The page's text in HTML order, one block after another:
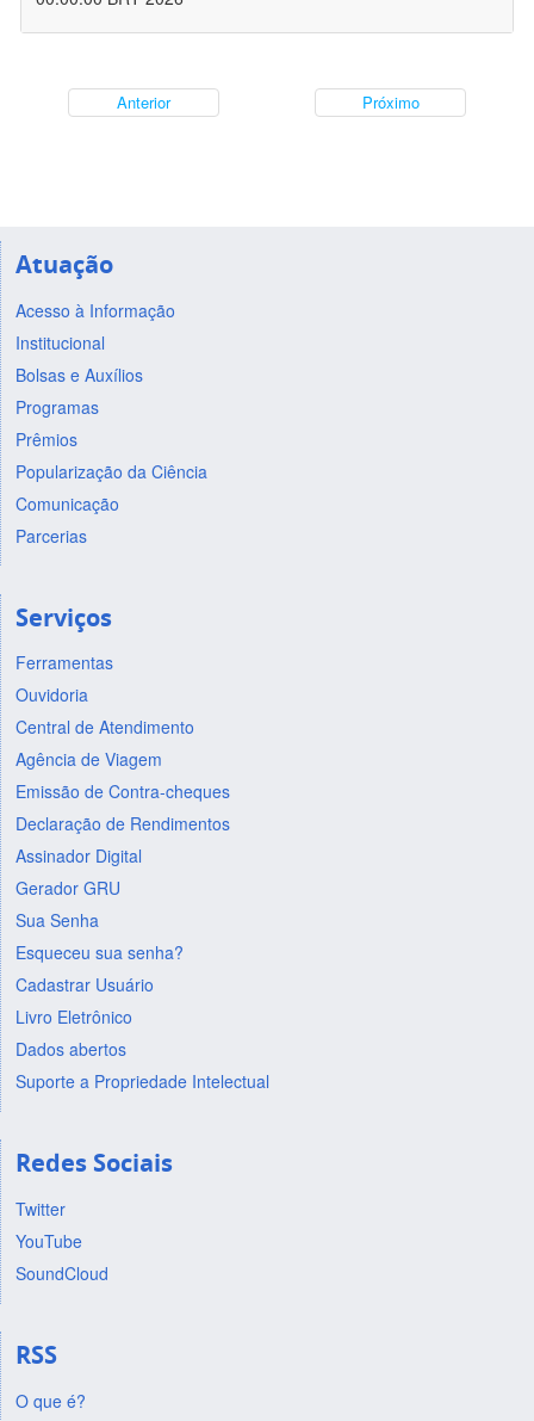
Anterior Próximo
Atuação
Acesso à Informação
Institucional
Bolsas e Auxílios
Programas
Prêmios
Popularização da Ciência
Comunicação
Parcerias
Serviços
Ferramentas
Ouvidoria
Central de Atendimento
Agência de Viagem
Emissão de Contra-cheques
Declaração de Rendimentos
Assinador Digital
Gerador GRU
Sua Senha
Esqueceu sua senha?
Cadastrar Usuário
Livro Eletrônico
Dados abertos
Suporte a Propriedade Intelectual
Redes Sociais
Twitter
YouTube
SoundCloud
RSS
O que é?